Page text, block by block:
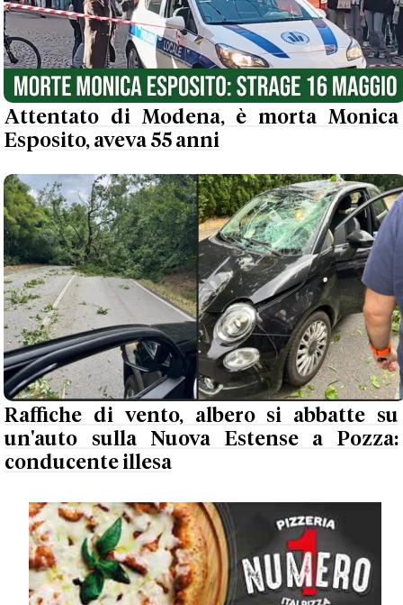
Attentato di Modena, è morta Monica
Esposito, aveva 55 anni
Raffiche di vento, albero si abbatte su
un'auto sulla Nuova Estense a Pozza:
conducente illesa